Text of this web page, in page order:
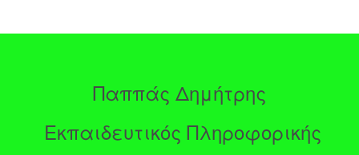
Παππάς Δημήτρης
Εκπαιδευτικός Πληροφορικής